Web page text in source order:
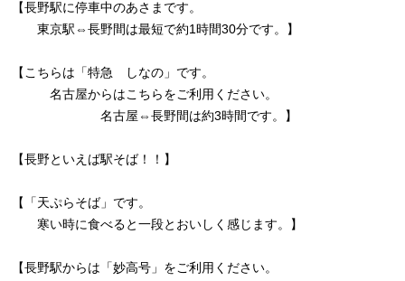
【長野駅に停車中のあさまです。
東京駅⇔長野間は最短で約1時間30分です。】
【こちらは「特急 しなの」です。
名古屋からはこちらをご利用ください。
名古屋⇔長野間は約3時間です。】
【長野といえば駅そば！！】
【「天ぷらそば」です。
寒い時に食べると一段とおいしく感じます。】
【長野駅からは「妙高号」をご利用ください。